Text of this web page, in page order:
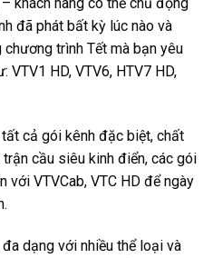
đã phát bất kỳ lúc nào và
trình Tết mà bạn yêu
VTV1 HD, VTV6, HTV7 HD,
cả gói kênh đặc biệt, chất
cầu siêu kinh điển, các gói
với VTVCab, VTC HD để ngày
dạng với nhiều thể loại và